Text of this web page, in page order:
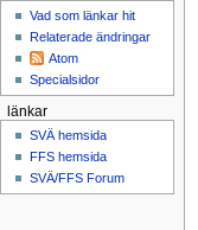
Vad som länkar hit
Relaterade ändringar
Atom
Specialsidor
länkar
SVÄ hemsida
FFS hemsida
SVÄ/FFS Forum